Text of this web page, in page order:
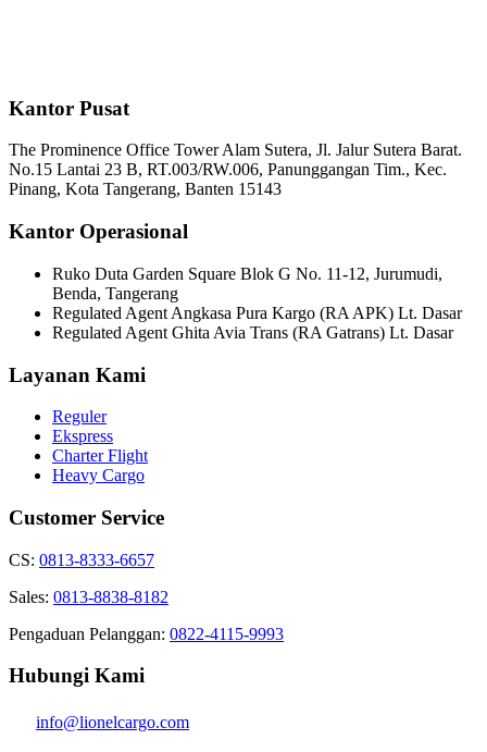
Kantor Pusat
The Prominence Office Tower Alam Sutera, Jl. Jalur Sutera Barat.
No.15 Lantai 23 B, RT.003/RW.006, Panunggangan Tim., Kec.
Pinang, Kota Tangerang, Banten 15143
Kantor Operasional
Ruko Duta Garden Square Blok G No. 11-12, Jurumudi,
Benda, Tangerang
Regulated Agent Angkasa Pura Kargo (RA APK) Lt. Dasar
Regulated Agent Ghita Avia Trans (RA Gatrans) Lt. Dasar
Layanan Kami
Reguler
Ekspress
Charter Flight
Heavy Cargo
Customer Service
CS: 0813-8333-6657
Sales: 0813-8838-8182
Pengaduan Pelanggan: 0822-4115-9993
Hubungi Kami
info@lionelcargo.com